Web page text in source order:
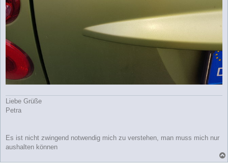
Liebe Grüße
Petra
Es ist nicht zwingend notwendig mich zu verstehen, man muss mich nur
aushalten können